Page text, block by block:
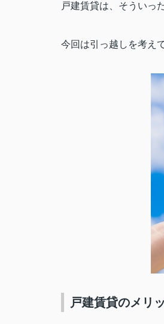
戸建賃貸は、そういっ
今回は引っ越しを考え
戸建賃貸のメリ